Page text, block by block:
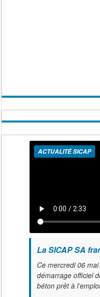
ACTUALITÉ SICAP
La SICAP SA
Ce mercredi 06
démarrage officiel
béton prêt à